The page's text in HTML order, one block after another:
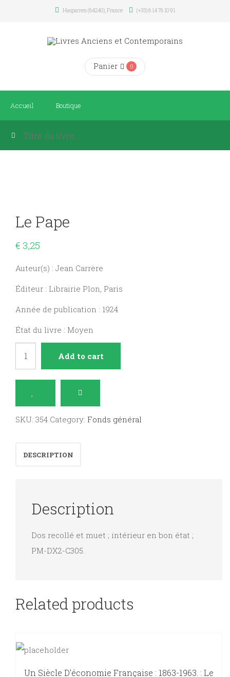
Hasparren (64240), France (+33) 6 14 76 10 91
Panier 0
Accueil Boutique
Le Pape
€ 3,25
Auteur(s) : Jean Carrère
Éditeur : Librairie Plon, Paris
Année de publication : 1924
État du livre : Moyen
quantity
Add to cart
SKU: 354 Category: Fonds général
DESCRIPTION
Description
Dos recollé et muet ; intérieur en bon état ;
PM-DX2-C305.
Related products
Un Siècle D’économie Française : 1863-1963. : Le